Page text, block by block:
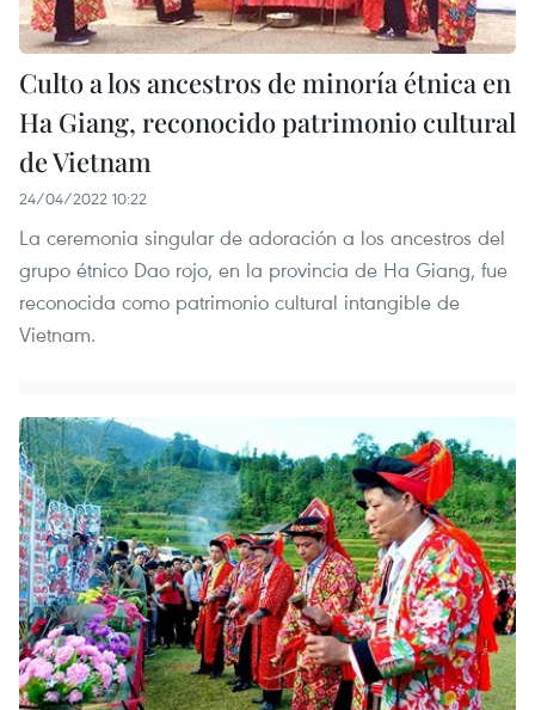
Culto a los ancestros de minoría étnica en
Ha Giang, reconocido patrimonio cultural
de Vietnam
24/04/2022 10:22
La ceremonia singular de adoración a los ancestros del
grupo étnico Dao rojo, en la provincia de Ha Giang, fue
reconocida como patrimonio cultural intangible de
Vietnam.